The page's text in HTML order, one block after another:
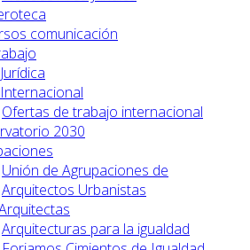
comunicación
Ofertas de trabajo internacional
2030
Unión de Agrupaciones de
Arquitectos Urbanistas
Arquitecturas para la igualdad